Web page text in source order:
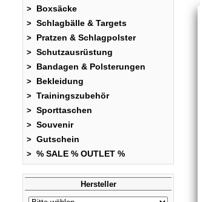
> Boxsäcke
> Schlagbälle & Targets
> Pratzen & Schlagpolster
> Schutzausrüstung
> Bandagen & Polsterungen
> Bekleidung
> Trainingszubehör
> Sporttaschen
> Souvenir
> Gutschein
> % SALE % OUTLET %
Hersteller